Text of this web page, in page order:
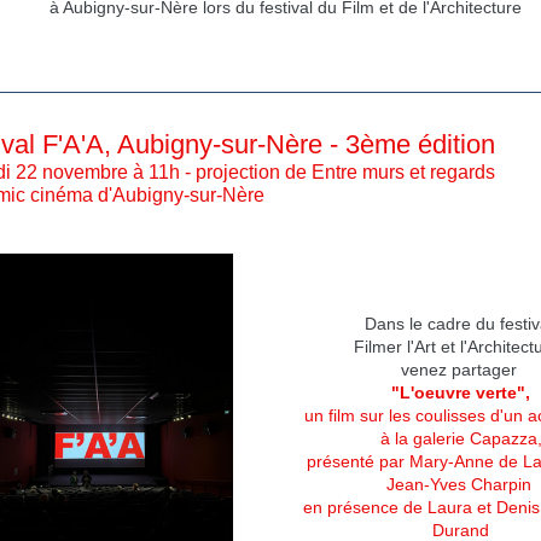
à Aubigny-sur-Nère lors du festival du Film et de l'Architecture
F'A'A, Aubigny-sur-Nère - 3ème édition
22 novembre à 11h - projection de Entre murs et regards
cinéma d'Aubigny-sur-Nère
Dans le cadre du
Filmer l'Art et
venez partager
"L'oeuvre verte",
un film sur les coulisses d'un
à la galerie Capazza,
présenté par Mary-Anne de
Jean-Yves Charpin
en présence de Laura et
Durand